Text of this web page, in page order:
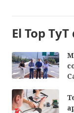
El Top